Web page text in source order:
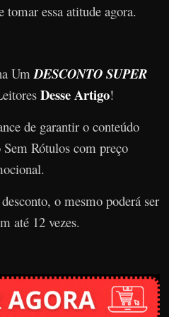
essa atitude agora.
UmDESCONTO SUPER
Desse Artigo!
de garantir o conteúdo
Rótulos com preço
o mesmo poderá ser
até 12 vezes.